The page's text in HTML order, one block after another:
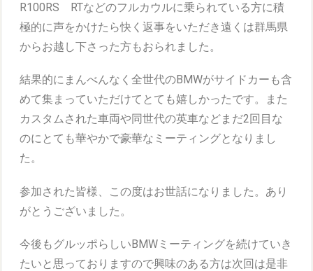
R100RS RTなどのフルカウルに乗られている方に積
極的に声をかけたら快く返事をいただき遠くは群馬県
からお越し下さった方もおられました。
結果的にまんべんなく全世代のBMWがサイドカーも含
めて集まっていただけてとても嬉しかったです。また
カスタムされた車両や同世代の英車などまだ2回目な
のにとても華やかで豪華なミーティングとなりまし
た。
参加された皆様、この度はお世話になりました。あり
がとうございました。
今後もグルッポらしいBMWミーティングを続けていき
たいと思っておりますので興味のある方は次回は是非